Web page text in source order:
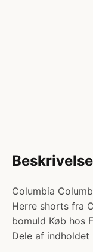
Beskrivelse
Columbia
Herre shorts fra
bomuld Køb hos
Dele af